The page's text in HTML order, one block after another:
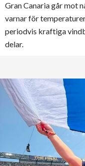
Gran Canaria går mot
varnar för
periodvis kraftiga
delar.